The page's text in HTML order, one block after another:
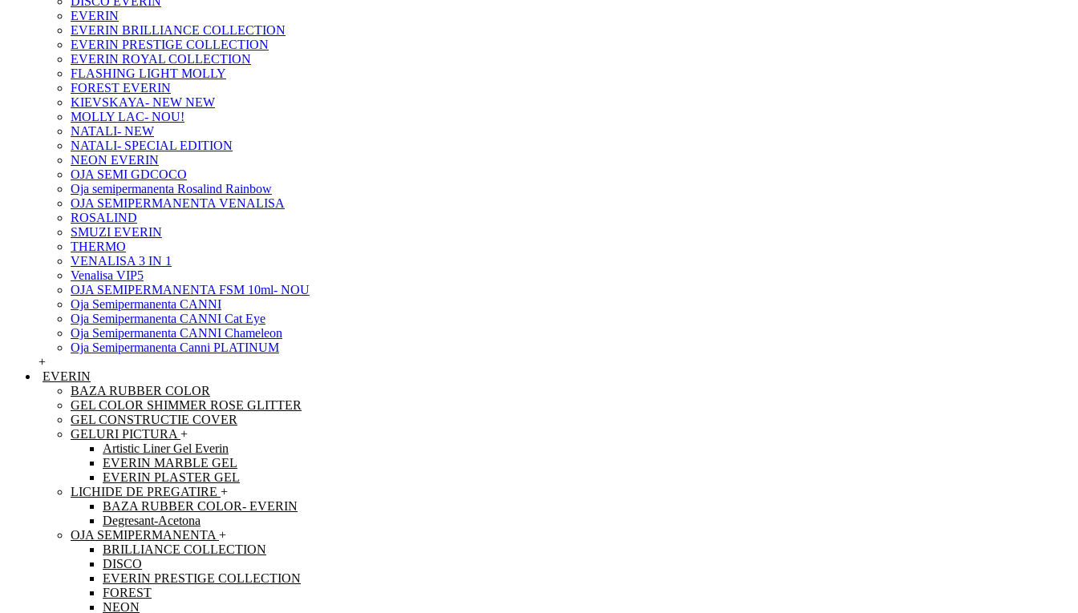
EVERIN
EVERIN BRILLIANCE COLLECTION
EVERIN PRESTIGE COLLECTION
EVERIN ROYAL COLLECTION
FLASHING LIGHT MOLLY
FOREST EVERIN
KIEVSKAYA- NEW NEW
MOLLY LAC- NOU!
NATALI- NEW
NATALI- SPECIAL EDITION
NEON EVERIN
OJA SEMI GDCOCO
Oja semipermanenta Rosalind Rainbow
OJA SEMIPERMANENTA VENALISA
ROSALIND
SMUZI EVERIN
THERMO
VENALISA 3 IN 1
Venalisa VIP5
OJA SEMIPERMANENTA FSM 10ml- NOU
Oja Semipermanenta CANNI
Oja Semipermanenta CANNI Cat Eye
Oja Semipermanenta CANNI Chameleon
Oja Semipermanenta Canni PLATINUM
+
EVERIN
BAZA RUBBER COLOR
GEL COLOR SHIMMER ROSE GLITTER
GEL CONSTRUCTIE COVER
GELURI PICTURA +
Artistic Liner Gel Everin
EVERIN MARBLE GEL
EVERIN PLASTER GEL
LICHIDE DE PREGATIRE +
BAZA RUBBER COLOR- EVERIN
Degresant-Acetona
OJA SEMIPERMANENTA +
BRILLIANCE COLLECTION
DISCO
EVERIN PRESTIGE COLLECTION
FOREST
NEON